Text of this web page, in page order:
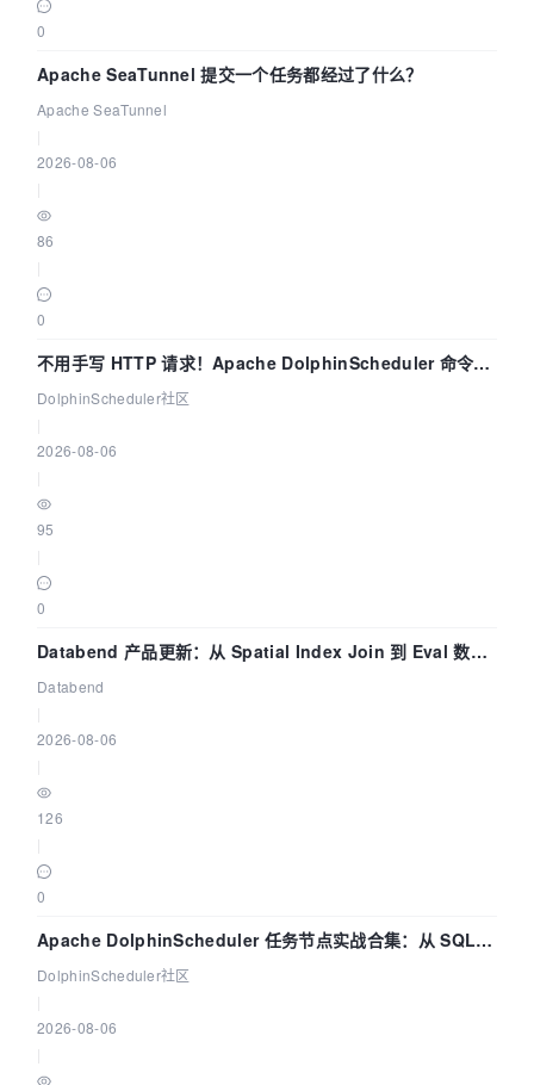
0
Apache SeaTunnel 提交一个任务都经过了什么？
Apache SeaTunnel
2026-08-06
86
0
不用手写 HTTP 请求！Apache DolphinScheduler 命令行
dsctl 两分钟上手
DolphinScheduler社区
2026-08-06
95
0
Databend 产品更新：从 Spatial Index Join 到 Eval 数据
管道
Databend
2026-08-06
126
0
Apache DolphinScheduler 任务节点实战合集：从 SQL、
DataX 到 Spark、Flink 一次配置全打通
DolphinScheduler社区
2026-08-06